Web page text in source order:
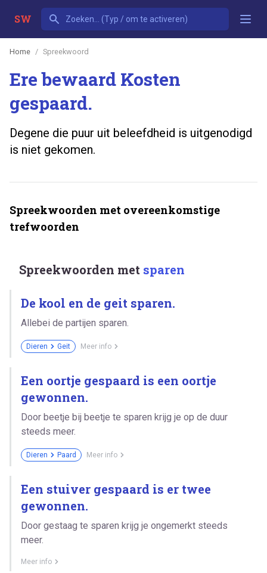
SW
Home Spreekwoord
Ere bewaard Kosten
gespaard.
Degene die puur uit beleefdheid is uitgenodigd
is niet gekomen.
Spreekwoorden met overeenkomstige
trefwoorden
Spreekwoorden met sparen
De kool en de geit sparen.
Allebei de partijen sparen.
Dieren Geit Meer info
Een oortje gespaard is een oortje
gewonnen.
Door beetje bij beetje te sparen krijg je op de duur
steeds meer.
Dieren Paard Meer info
Een stuiver gespaard is er twee
gewonnen.
Door gestaag te sparen krijg je ongemerkt steeds
meer.
Meer info